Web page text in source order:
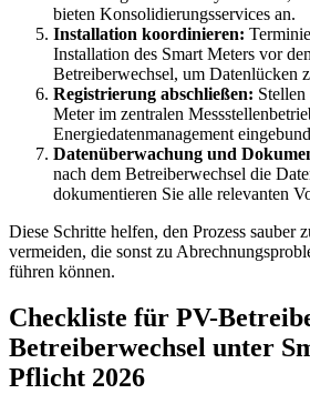
bieten Konsolidierungsservices an.
Installation koordinieren:
Installation des Smart Meters vor
Betreiberwechsel, um Datenlücken
Registrierung abschließen: Stellen
Meter im zentralen
Energiedatenmanagement
Datenüberwachung und
nach dem Betreiberwechsel die
dokumentieren Sie alle relevanten
Diese Schritte helfen, den Prozess sauber
vermeiden, die sonst zu
führen können.
Checkliste für PV-
Betreiberwechsel unter
Pflicht 2026